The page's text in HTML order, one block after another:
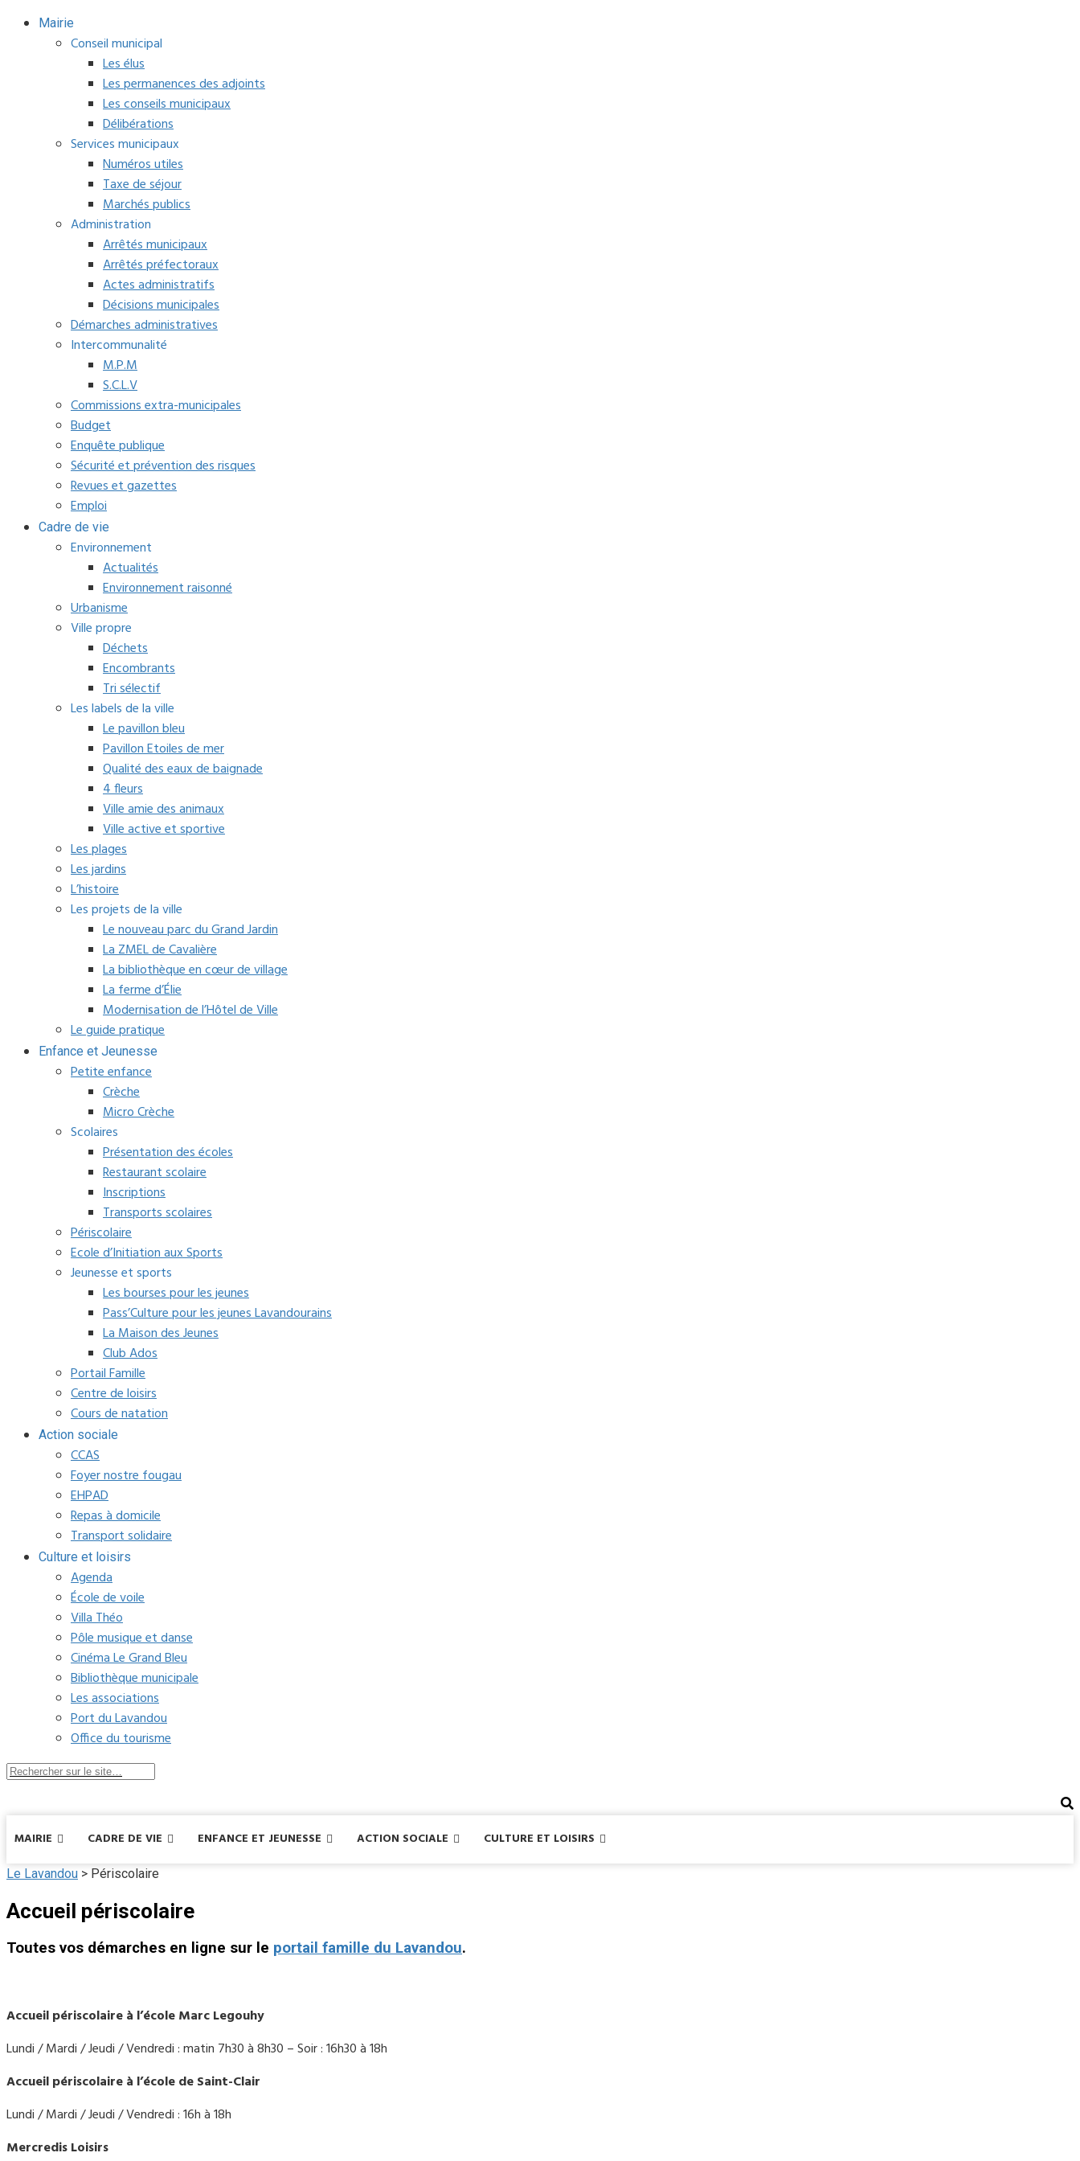
Mairie
Conseil municipal
Les élus
Les permanences des adjoints
Les conseils municipaux
Délibérations
Services municipaux
Numéros utiles
Taxe de séjour
Marchés publics
Administration
Arrêtés municipaux
Arrêtés préfectoraux
Actes administratifs
Décisions municipales
Démarches administratives
Intercommunalité
M.P.M
S.C.L.V
Commissions extra-municipales
Budget
Enquête publique
Sécurité et prévention des risques
Revues et gazettes
Emploi
Cadre de vie
Environnement
Actualités
Environnement raisonné
Urbanisme
Ville propre
Déchets
Encombrants
Tri sélectif
Les labels de la ville
Le pavillon bleu
Pavillon Etoiles de mer
Qualité des eaux de baignade
4 fleurs
Ville amie des animaux
Ville active et sportive
Les plages
Les jardins
L’histoire
Les projets de la ville
Le nouveau parc du Grand Jardin
La ZMEL de Cavalière
La bibliothèque en cœur de village
La ferme d’Élie
Modernisation de l’Hôtel de Ville
Le guide pratique
Enfance et Jeunesse
Petite enfance
Crèche
Micro Crèche
Scolaires
Présentation des écoles
Restaurant scolaire
Inscriptions
Transports scolaires
Périscolaire
Ecole d’Initiation aux Sports
Jeunesse et sports
Les bourses pour les jeunes
Pass’Culture pour les jeunes Lavandourains
La Maison des Jeunes
Club Ados
Portail Famille
Centre de loisirs
Cours de natation
Action sociale
CCAS
Foyer nostre fougau
EHPAD
Repas à domicile
Transport solidaire
Culture et loisirs
Agenda
École de voile
Villa Théo
Pôle musique et danse
Cinéma Le Grand Bleu
Bibliothèque municipale
Les associations
Port du Lavandou
Office du tourisme
MAIRIE CADRE DE VIE ENFANCE ET JEUNESSE ACTION SOCIALE CULTURE ET LOISIRS
Le Lavandou > Périscolaire
Accueil périscolaire
Toutes vos démarches en ligne sur le portail famille du Lavandou.
Accueil périscolaire à l’école Marc Legouhy
Lundi / Mardi / Jeudi / Vendredi : matin 7h30 à 8h30 – Soir : 16h30 à 18h
Accueil périscolaire à l’école de Saint-Clair
Lundi / Mardi / Jeudi / Vendredi : 16h à 18h
Mercredis Loisirs